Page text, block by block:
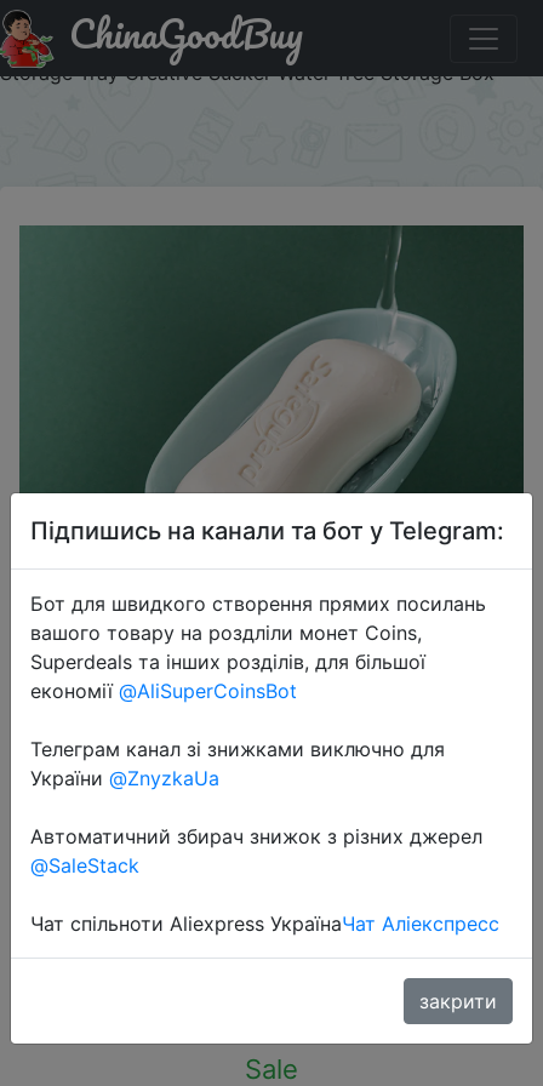
Купити на розпродажі Leaf Shape Soap Box Drain Soap
Holder Box Bathroom Shower Soap Holder sponge
Storage Tray Creative Sucker Water-free Storage Box
ChinaGoodBuy
Leaf Shape Soap Box Drain Soap
Holder Box Bathroom Shower Soap
Creative Sucker Water-free Storage
Box
$1.27
Sale
Підпишись на канали та бот у Telegram:
Бот для швидкого створення прямих посилань
вашого товару на роздліли монет Coins,
Superdeals та інших розділів, для більшої
економії @AliSuperCoinsBot
Телеграм канал зі знижками виключно для
України @ZnyzkaUa
Автоматичний збирач знижок з різних джерел
@SaleStack
Чат спільноти Aliexpress УкраїнаЧат Аліекспресс
закрити